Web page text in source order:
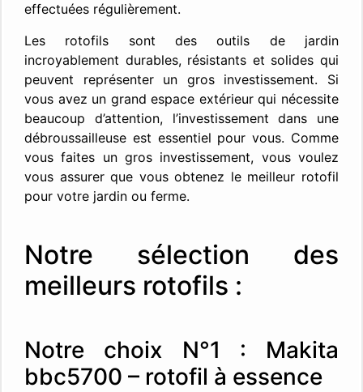
effectuées régulièrement.
Les rotofils sont des outils de jardin
incroyablement durables, résistants et solides qui
peuvent représenter un gros investissement. Si
vous avez un grand espace extérieur qui nécessite
beaucoup d’attention, l’investissement dans une
débroussailleuse est essentiel pour vous. Comme
vous faites un gros investissement, vous voulez
vous assurer que vous obtenez le meilleur rotofil
pour votre jardin ou ferme.
Notre sélection des
meilleurs rotofils :
Notre choix N°1 : Makita
bbc5700 – rotofil à essence